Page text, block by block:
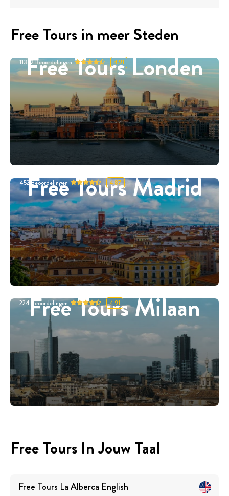
Free Tours in meer Steden
Free Tours Londen
11332Beoordelingen 4.91
Free Tours Madrid
452 Beoordelingen 4.87
Free Tours Milaan
224 Beoordelingen 4.91
Free Tours In Jouw Taal
Free Tours La Alberca English